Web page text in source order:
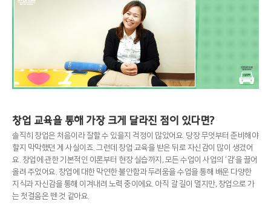
창업 교육을 통해 가장 크게 달라진 점이 있다면?
솔직히 창업은 처음이라 잘할 수 있을지 걱정이 많았어요. 당장 무엇부터 준비해야
할지 막막했던 게 사실이죠. 그런데 창업 교육을 받은 뒤로 자신감이 많이 생겼어
요. 창업에 관한 기본적인 이론부터 현장 실습까지, 모든 수업이 사업의 ‘감’을 끌어
올려 주었어요. 창업에 대한 막연한 불안함과 두려움을 수업을 통해 배운 다양한
지식과 자신감을 통해 이겨내려 노력 중이에요. 아직 갈 길이 멀지만, 창업으로 가
는 첫걸음은 뗀 것 같아요.